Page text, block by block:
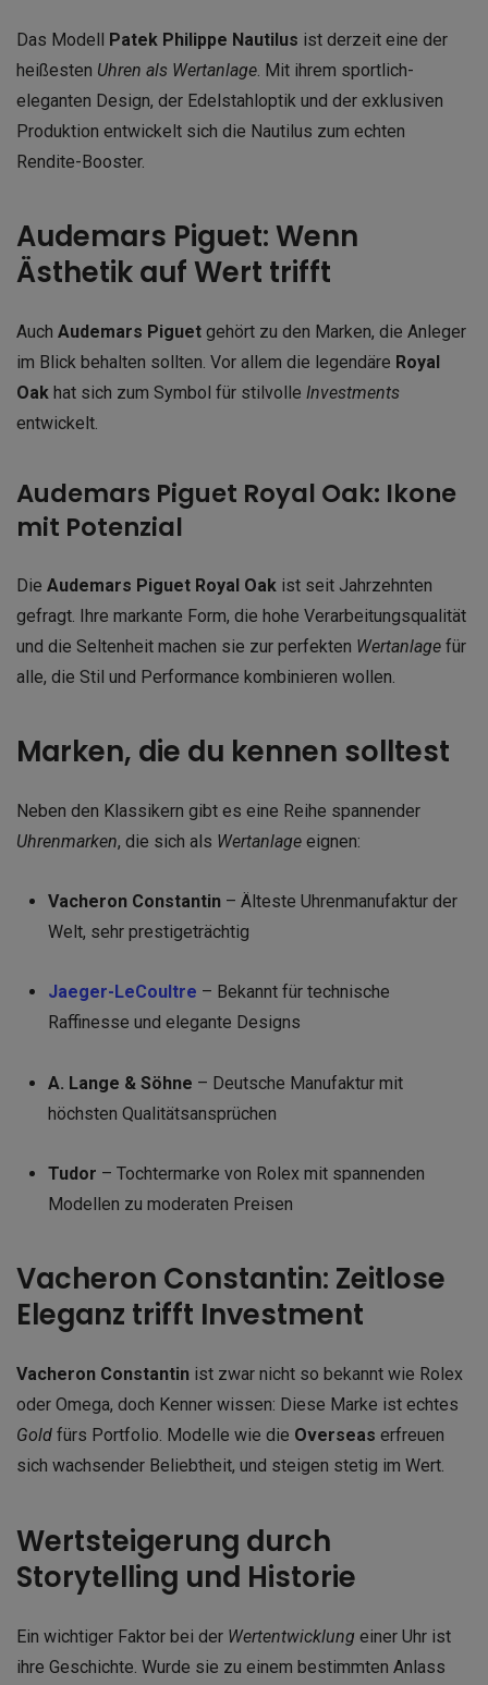
Das Modell Patek Philippe Nautilus ist derzeit eine der
heißesten Uhren als Wertanlage. Mit ihrem sportlich-
eleganten Design, der Edelstahloptik und der exklusiven
Produktion entwickelt sich die Nautilus zum echten
Rendite-Booster.
Audemars Piguet: Wenn
Ästhetik auf Wert trifft
Auch Audemars Piguet gehört zu den Marken, die Anleger
im Blick behalten sollten. Vor allem die legendäre Royal
Oak hat sich zum Symbol für stilvolle Investments
entwickelt.
Audemars Piguet Royal Oak: Ikone
mit Potenzial
Die Audemars Piguet Royal Oak ist seit Jahrzehnten
gefragt. Ihre markante Form, die hohe Verarbeitungsqualität
und die Seltenheit machen sie zur perfekten Wertanlage für
alle, die Stil und Performance kombinieren wollen.
Marken, die du kennen solltest
Neben den Klassikern gibt es eine Reihe spannender
Uhrenmarken, die sich als Wertanlage eignen:
Vacheron Constantin– Älteste Uhrenmanufaktur der
Welt, sehr prestigeträchtig
Jaeger-LeCoultre – Bekannt für technische
Raffinesse und elegante Designs
A. Lange & Söhne – Deutsche Manufaktur mit
höchsten Qualitätsansprüchen
Tudor – Tochtermarke von Rolex mit spannenden
Modellen zu moderaten Preisen
Vacheron Constantin: Zeitlose
Eleganz trifft Investment
Vacheron Constantin ist zwar nicht so bekannt wie Rolex
oder Omega, doch Kenner wissen: Diese Marke ist echtes
Gold fürs Portfolio. Modelle wie die Overseas erfreuen
sich wachsender Beliebtheit, und steigen stetig im Wert.
Wertsteigerung durch
Storytelling und Historie
Ein wichtiger Faktor bei der Wertentwicklung einer Uhr ist
ihre Geschichte. Wurde sie zu einem bestimmten Anlass